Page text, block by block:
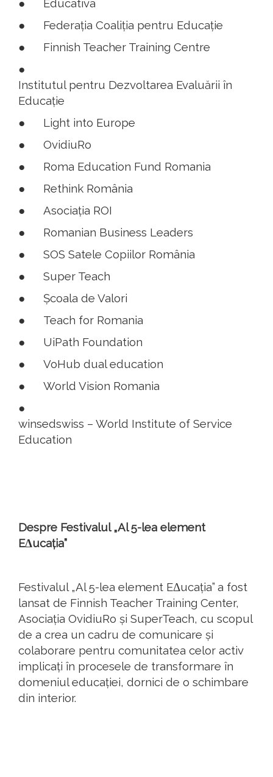
●
Educativa
● Federația Coaliția pentru Educație
● Finnish Teacher Training Centre
●
Institutul pentru Dezvoltarea Evaluării în
Educație
● Light into Europe
● OvidiuRo
● Roma Education Fund Romania
● Rethink România
● Asociația ROI
● Romanian Business Leaders
● SOS Satele Copiilor România
● Super Teach
● Școala de Valori
● Teach for Romania
● UiPath Foundation
● VoHub dual education
● World Vision Romania
●
winsedswiss – World Institute of Service
Education
Despre Festivalul „Al 5-lea element
EΔucația”
Festivalul „Al 5-lea element EΔucația” a fost
lansat de Finnish Teacher Training Center,
Asociația OvidiuRo și SuperTeach, cu scopul
de a crea un cadru de comunicare și
colaborare pentru comunitatea celor activ
implicați în procesele de transformare în
domeniul educației, dornici de o schimbare
din interior.